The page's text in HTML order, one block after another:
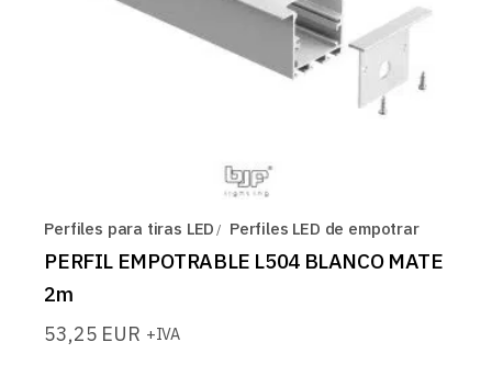
Perfiles para tiras LED Perfiles LED de empotrar
PERFIL EMPOTRABLE L504 BLANCO MATE
2m
53,25 EUR +IVA